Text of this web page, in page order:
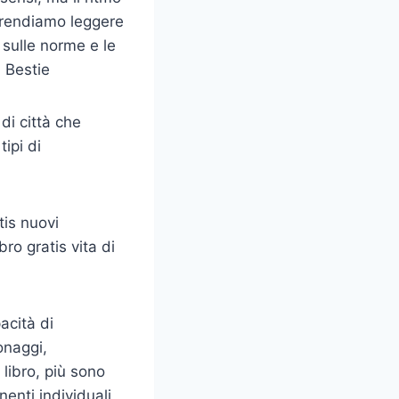
leggere
norme e le
Bestie
città che
di
nuovi
gratis vita di
di
più sono